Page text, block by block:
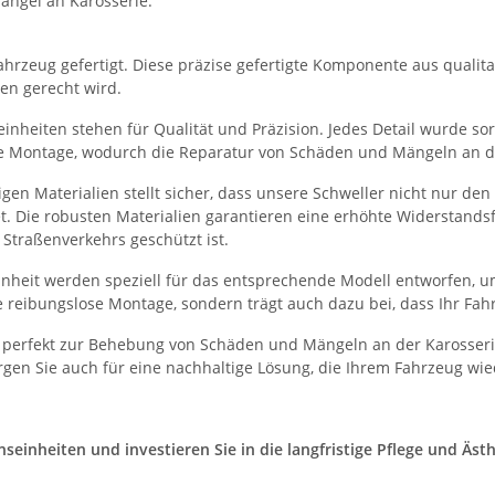
gefertigt. Diese präzise gefertigte Komponente aus
gerecht wird.
stehen für Qualität und Präzision. Jedes Detail wurde
wodurch die Reparatur von Schäden und Mängeln an
Materialien stellt sicher, dass unsere Schweller nicht nur
Die robusten Materialien garantieren eine erhöhte
geschützt ist.
werden speziell für das entsprechende Modell entworfen,
Montage, sondern trägt auch dazu bei, dass Ihr
zur Behebung von Schäden und Mängeln an der
Sie auch für eine nachhaltige Lösung, die Ihrem Fahrzeug
und investieren Sie in die langfristige Pflege und